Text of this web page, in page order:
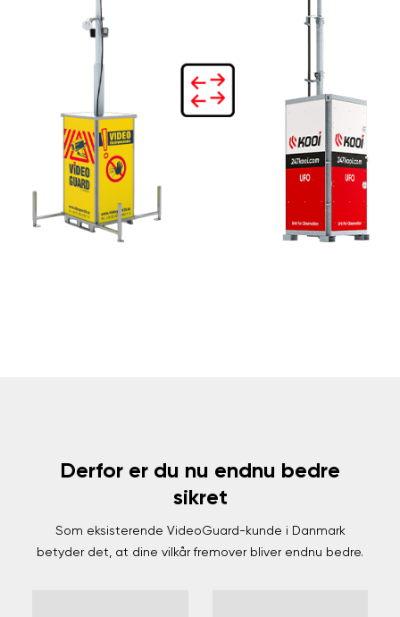
Derfor er du nu endnu bedre
sikret
Som eksisterende VideoGuard-kunde i Danmark
betyder det, at dine vilkår fremover bliver endnu bedre.